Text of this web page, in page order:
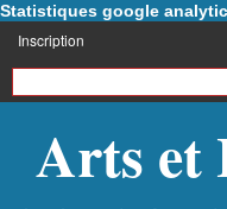
Statistiques google
Inscription
Arts et